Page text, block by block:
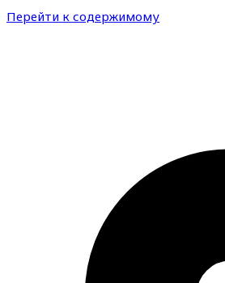
Перейти к содержимому